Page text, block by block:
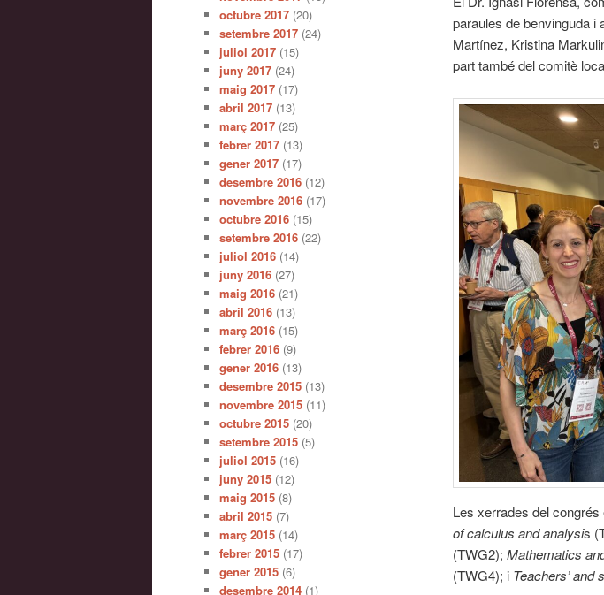
paraules de benvinguda i
Martínez, Kristina
part també del comitè
Les xerrades del
of calculus and analysis
(TWG2); Mathematics
(TWG4); i Teachers’ and
octubre 2017 (20)
setembre 2017 (24)
juliol 2017 (15)
juny 2017 (24)
maig 2017 (17)
abril 2017 (13)
març 2017 (25)
febrer 2017 (13)
gener 2017 (17)
desembre 2016 (12)
novembre 2016 (17)
octubre 2016 (15)
setembre 2016 (22)
juliol 2016 (14)
juny 2016 (27)
maig 2016 (21)
abril 2016 (13)
març 2016 (15)
febrer 2016 (9)
gener 2016 (13)
desembre 2015 (13)
novembre 2015 (11)
octubre 2015 (20)
setembre 2015 (5)
juliol 2015 (16)
juny 2015 (12)
maig 2015 (8)
abril 2015 (7)
març 2015 (14)
febrer 2015 (17)
gener 2015 (6)
desembre 2014 (1)